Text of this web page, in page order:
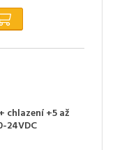
chlazení +5 až
24VDC